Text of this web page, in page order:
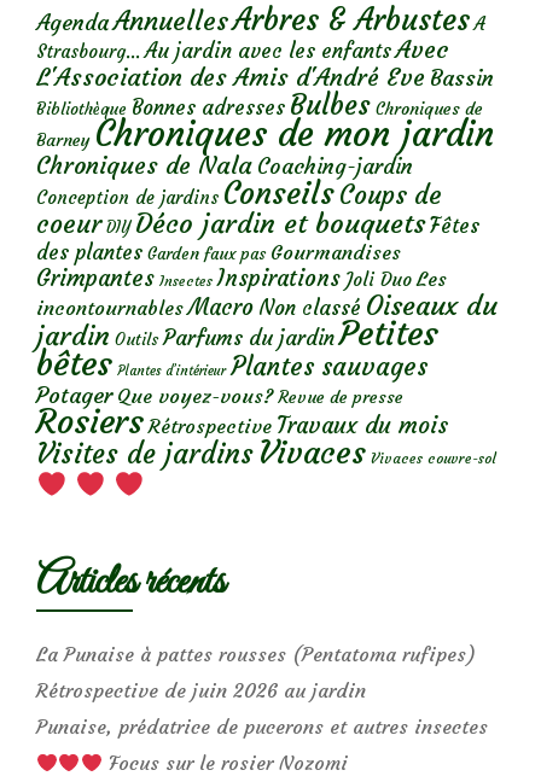
AgendaAnnuellesArbres & Arbustes A
Strasbourg... Au jardin avec les enfantsAvec
L'Association des Amis d'André Eve Bassin
Bibliothèque Bonnes adresses Bulbes Chroniques de
Barney Chroniques de mon jardin
Chroniques de Nala Coaching-jardin
Conception de jardins ConseilsCoups de
coeur DIY Déco jardin et bouquetsFêtes
des plantes Garden faux pas Gourmandises
Grimpantes Insectes Inspirations Joli Duo Les
incontournables Macro Non classé Oiseaux du
jardin Outils Parfums du jardinPetites
bêtes Plantes d’intérieur Plantes sauvages
Potager Que voyez-vous? Revue de presse
Rosiers Rétrospective Travaux du mois
Visites de jardins Vivaces Vivaces couvre-sol
Articles récents
La Punaise à pattes rousses (Pentatoma rufipes)
Rétrospective de juin 2026 au jardin
Punaise, prédatrice de pucerons et autres insectes
Focus sur le rosier Nozomi